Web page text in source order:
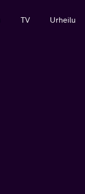
TV Urheilu